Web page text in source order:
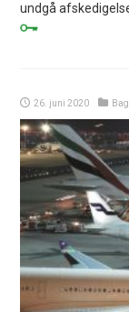
undgå
26. juni 2020